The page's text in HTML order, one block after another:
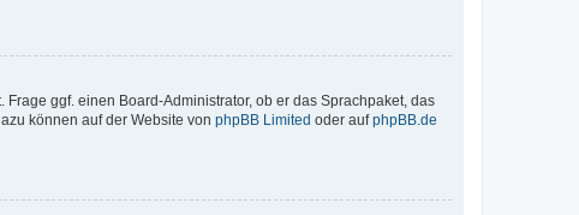
ggf. einen Board-Administrator, ob er das Sprachpaket, das
können auf der Website von phpBB Limited oder aufphpBB.de